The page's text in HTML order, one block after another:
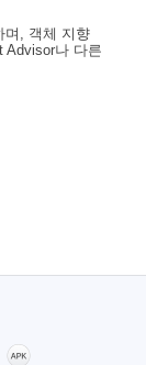
며, 객체 지향
Advisor나 다른